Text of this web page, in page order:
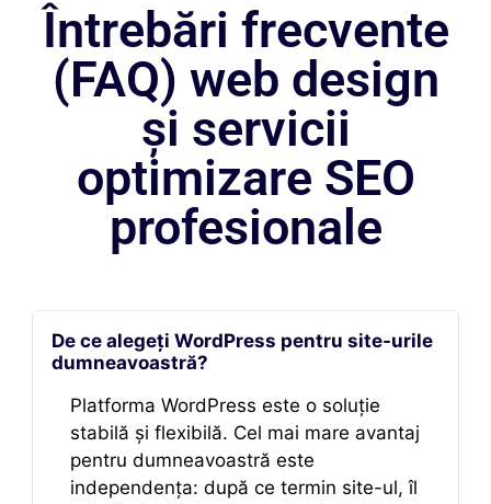
Întrebări frecvente
(FAQ) web design
și servicii
optimizare SEO
profesionale
De ce alegeți WordPress pentru site-urile
dumneavoastră?
Platforma WordPress este o soluție
stabilă și flexibilă. Cel mai mare avantaj
pentru dumneavoastră este
independența: după ce termin site-ul, îl